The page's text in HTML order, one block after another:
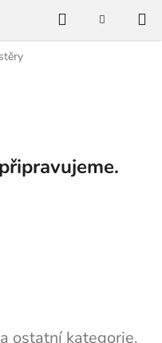
HledatNÁKUPNÍ
ostatní kategorie.